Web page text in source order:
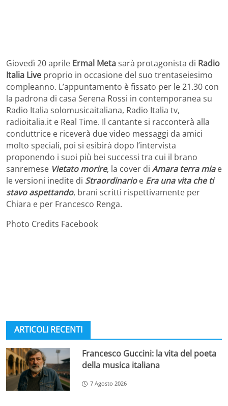
Giovedì 20 aprile Ermal Metasarà protagonista di Radio
Italia Live proprio in occasione del suo trentaseiesimo
compleanno. L’appuntamento è fissato per le 21.30 con
la padrona di casa Serena Rossi in contemporanea su
Radio Italia solomusicaitaliana, Radio Italia tv,
radioitalia.it e Real Time. Il cantante si racconterà alla
conduttrice e riceverà due video messaggi da amici
molto speciali, poi si esibirà dopo l’intervista
proponendo i suoi più bei successi tra cui il brano
sanremese Vietato morire, la cover di Amara terra miae
le versioni inedite di Straordinarioe Era una vita che ti
stavo aspettando, brani scritti rispettivamente per
Chiara e per Francesco Renga.
Photo Credits Facebook
ARTICOLI RECENTI
Francesco Guccini: la vita del poeta
della musica italiana
7 Agosto 2026